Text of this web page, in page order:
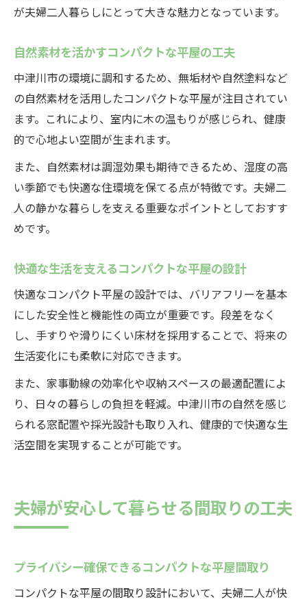
が夫婦二人暮らしにとって大きな魅力となっています。
自然素材を活かすコンパクトな平屋の工夫
中津川市の環境に調和するため、無垢材や自然塗料など
の自然素材を活用したコンパクトな平屋が注目されてい
ます。これにより、室内に木の温もりが感じられ、健康
的で心地よい空間が生まれます。
また、自然素材は調湿効果も期待できるため、湿度の高
い季節でも快適な住環境を保てる点が特徴です。夫婦二
人の静かな暮らしを支える重要なポイントとしておすす
めです。
快適な生活を支えるコンパクトな平屋の設計
快適なコンパクト平屋の設計では、バリアフリーを基本
にした安全性と機能性の両立が重要です。段差をなく
し、手すりや滑りにくい床材を採用することで、将来の
生活変化にも柔軟に対応できます。
また、家事動線の効率化や収納スペースの最適配置によ
り、日々の暮らしの負担を軽減。中津川市の自然を感じ
られる窓配置や採光設計も取り入れ、健康的で快適な生
活空間を実現することが可能です。
夫婦が安心して暮らせる間取りの工夫
プライバシー確保できるコンパクトな平屋間取り
コンパクトな平屋の間取り設計において、夫婦二人が快